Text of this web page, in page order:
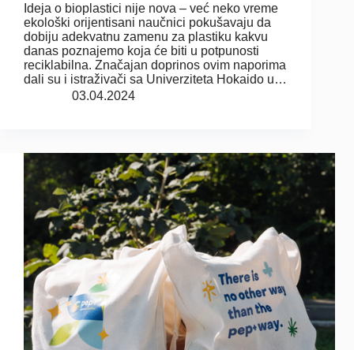
Ideja o bioplastici nije nova – već neko vreme
ekološki orijentisani naučnici pokušavaju da
dobiju adekvatnu zamenu za plastiku kakvu
danas poznajemo koja će biti u potpunosti
reciklabilna. Značajan doprinos ovim naporima
dali su i istraživači sa Univerziteta Hokaido u…
03.04.2024